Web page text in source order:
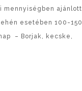
mennyiségben ajánlott
esetében 100-150
– Borjak, kecske,